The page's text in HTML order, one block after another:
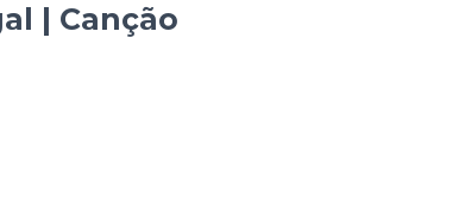
| Canção